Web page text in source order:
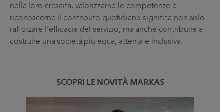
nella loro crescita, valorizzarne le competenze e
riconoscerne il contributo quotidiano significa non solo
rafforzare l’efficacia del servizio, ma anche contribuire a
costruire una società più equa, attenta e inclusiva.
SCOPRI LE NOVITÀ MARKAS